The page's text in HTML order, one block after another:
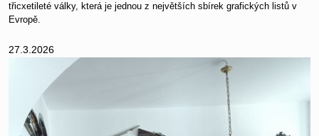
třicxetileté války, která je jednou z největších sbírek grafických listů v
Evropě.
27.3.2026